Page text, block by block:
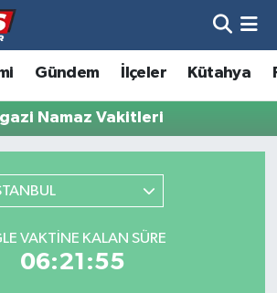
Gündem İlçeler Kütahya
Namaz Vakitleri
VAKTINE KALAN SÜRE
06:21:55
Haberleri